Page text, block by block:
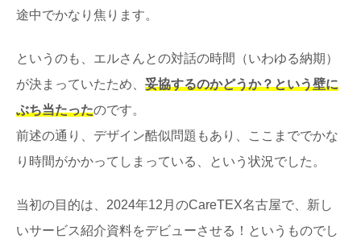
途中でかなり焦ります。
というのも、エルさんとの対話の時間（いわゆる納期）
が決まっていたため、 妥協するのかどうか？という壁に
ぶち当たったのです。
前述の通り、デザイン酷似問題もあり、ここまででかな
り時間がかかってしまっている、という状況でした。
当初の目的は、2024年12月のCareTEX名古屋で、新し
いサービス紹介資料をデビューさせる！というものでし